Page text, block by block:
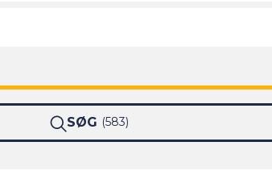
SØG 583